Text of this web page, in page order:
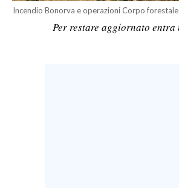
SPORT
RISULTATI E CLASSIFICHE
Incendio Bonorva e operazioni Corpo forestale
Per restare aggiornato entra